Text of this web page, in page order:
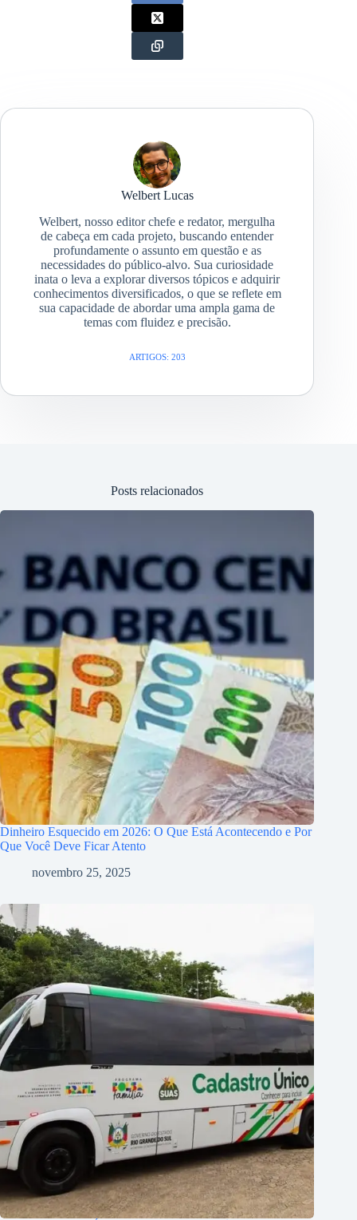
Welbert Lucas
Welbert, nosso editor chefe e redator, mergulha
de cabeça em cada projeto, buscando entender
profundamente o assunto em questão e as
necessidades do público-alvo. Sua curiosidade
inata o leva a explorar diversos tópicos e adquirir
conhecimentos diversificados, o que se reflete em
sua capacidade de abordar uma ampla gama de
temas com fluidez e precisão.
ARTIGOS: 203
Posts relacionados
Dinheiro Esquecido em 2026: O Que Está Acontecendo e Por
Que Você Deve Ficar Atento
novembro 25, 2025